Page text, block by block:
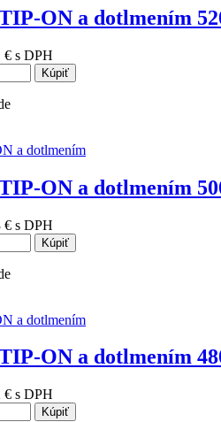
ON a dotlmením
€ s DPH
Kúpiť
ON a dotlmením
€ s DPH
Kúpiť
ON a dotlmením
€ s DPH
Kúpiť